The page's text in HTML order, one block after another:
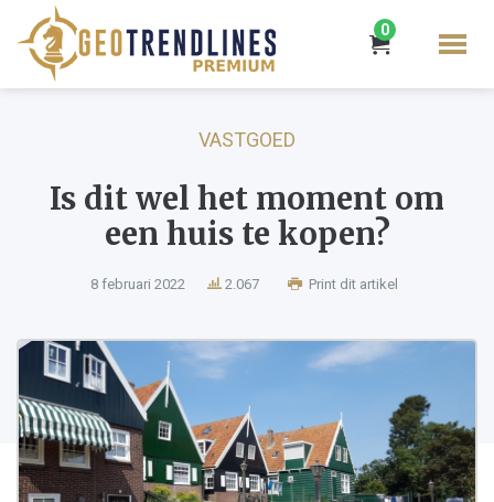
0
VASTGOED
Is dit wel het moment om
een huis te kopen?
8 februari 2022 2.067 Print dit artikel